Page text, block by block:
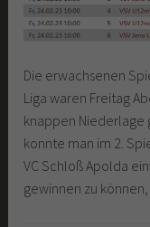
Die erwachsenen
Liga waren Freitag
knappen Niederlage
konnte man im 2.
VC Schloß Apolda
gewinnen zu